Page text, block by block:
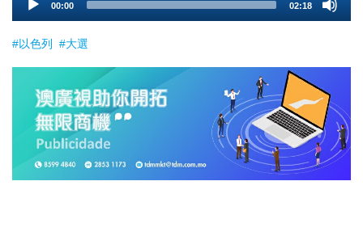
Player
00:00 02:18
#以色列 #大選